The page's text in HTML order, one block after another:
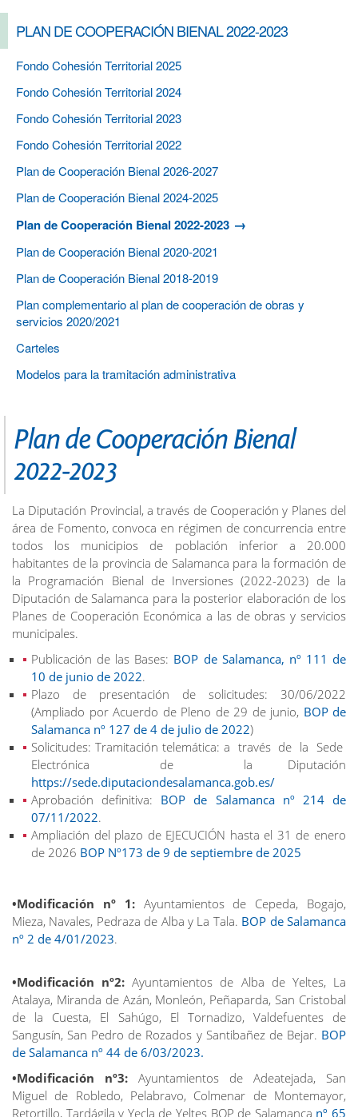
PLAN DE COOPERACIÓN BIENAL 2022-2023
Fondo Cohesión Territorial 2025
Fondo Cohesión Territorial 2024
Fondo Cohesión Territorial 2023
Fondo Cohesión Territorial 2022
Plan de Cooperación Bienal 2026-2027
Plan de Cooperación Bienal 2024-2025
Plan de Cooperación Bienal 2022-2023
Plan de Cooperación Bienal 2020-2021
Plan de Cooperación Bienal 2018-2019
Plan complementario al plan de cooperación de obras y
servicios 2020/2021
Carteles
Modelos para la tramitación administrativa
Plan de Cooperación Bienal
2022-2023
La Diputación Provincial, a través de Cooperación y Planes del
área de Fomento, convoca en régimen de concurrencia entre
todos los municipios de población inferior a 20.000
habitantes de la provincia de Salamanca para la formación de
la Programación Bienal de Inversiones (2022-2023) de la
Diputación de Salamanca para la posterior elaboración de los
Planes de Cooperación Económica a las de obras y servicios
municipales.
Publicación de las Bases: BOP de Salamanca, nº 111 de
10 de junio de 2022.
Plazo de presentación de solicitudes: 30/06/2022
(Ampliado por Acuerdo de Pleno de 29 de junio, BOP de
Salamanca nº 127 de 4 de julio de 2022)
Solicitudes: Tramitación telemática: a través de la Sede
Electrónica de la Diputación
https://sede.diputaciondesalamanca.gob.es/
Aprobación definitiva: BOP de Salamanca nº 214 de
07/11/2022.
Ampliación del plazo de EJECUCIÓN hasta el 31 de enero
de 2026 BOP Nº173 de 9 de septiembre de 2025
•Modificación nº 1:Ayuntamientos de Cepeda, Bogajo,
Mieza, Navales, Pedraza de Alba y La Tala. BOP de Salamanca
nº 2 de 4/01/2023.
•Modificación nº2: Ayuntamientos de Alba de Yeltes, La
Atalaya, Miranda de Azán, Monleón, Peñaparda, San Cristobal
de la Cuesta, El Sahúgo, El Tornadizo, Valdefuentes de
Sangusín, San Pedro de Rozados y Santibañez de Bejar. BOP
de Salamanca nº 44 de 6/03/2023.
•Modificación nº3: Ayuntamientos de Adeatejada, San
Miguel de Robledo, Pelabravo, Colmenar de Montemayor,
Retortillo, Tardágila y Yecla de Yeltes BOP de Salamanca nº 65